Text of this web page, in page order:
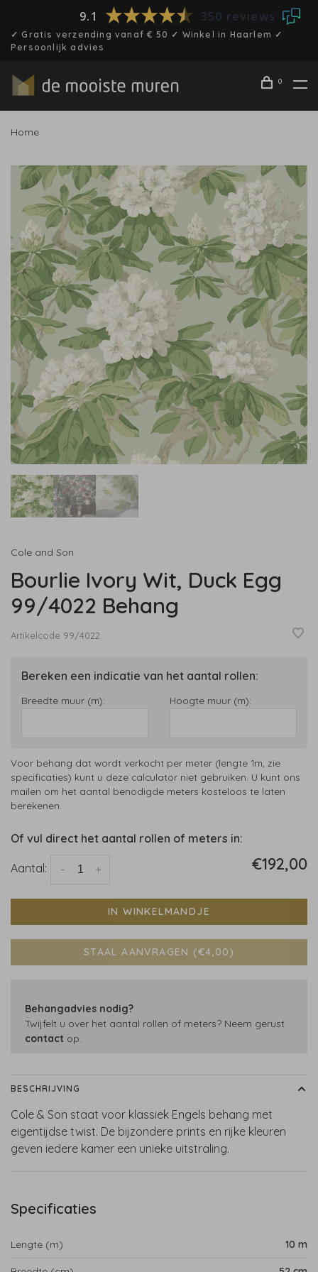
9.1 350 reviews
✓ Gratis verzending vanaf € 50 ✓ Winkel in Haarlem ✓
Persoonlijk advies
0
Home
Cole and Son
Bourlie Ivory Wit, Duck Egg
99/4022 Behang
Artikelcode 99/4022
Bereken een indicatie van het aantal rollen:
Breedte muur (m): Hoogte muur (m):
Voor behang dat wordt verkocht per meter (lengte 1m, zie
specificaties) kunt u deze calculator niet gebruiken. U kunt ons
mailen om het aantal benodigde meters kosteloos te laten
berekenen.
Of vul direct het aantal rollen of meters in:
Aantal: +
- €192,00
IN WINKELMANDJE
STAAL AANVRAGEN (€4,00)
Behangadvies nodig?
Twijfelt u over het aantal rollen of meters? Neem gerust
contact op.
BESCHRIJVING
Cole & Son staat voor klassiek Engels behang met
eigentijdse twist. De bijzondere prints en rijke kleuren
geven iedere kamer een unieke uitstraling.
Specificaties
Lengte (m) 10 m